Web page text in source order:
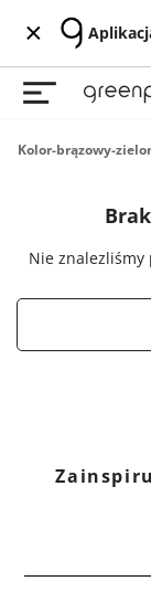
Kolor-brązowy-
Nie znalezliśmy